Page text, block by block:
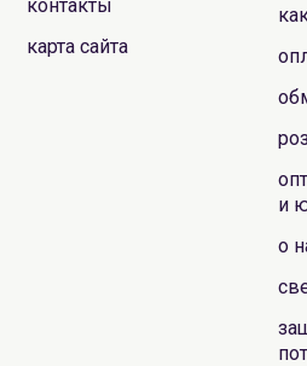
контакты
карта сайта
и
о